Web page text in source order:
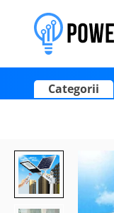
Categorii
Poate mai târziu